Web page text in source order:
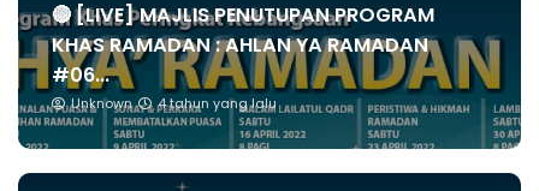
🔴 [LIVE] MAJLIS PENUTUPAN PROGRAM
KHAS RAMADAN : AHLAN YA RAMADAN
#06...
Unknown 4 tahun yang lalu